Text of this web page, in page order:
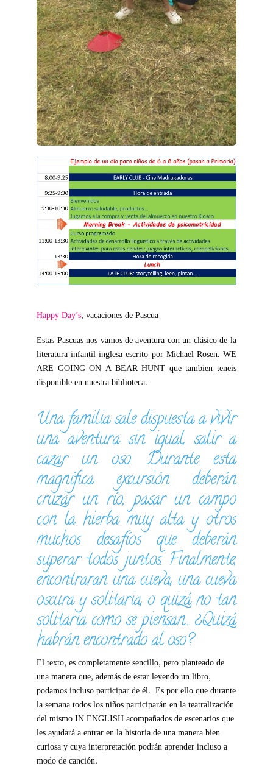
Happy Day’s, vacaciones de Pascua
Estas Pascuas nos vamos de aventura con un clásico de la
literatura infantil inglesa escrito por Michael Rosen, WE
ARE GOING ON A BEAR HUNT que tambien teneis
disponible en nuestra biblioteca.
Una familia sale dispuesta a vivir
una aventura sin igual, salir a
cazar un oso. Durante esta
magnífica excursión deberán
cruzar un río, pasar un campo
con la hierba muy alta y otros
muchos desafíos que deberán
superar todos juntos. Finalmente,
encontraran una cueva, una cueva
oscura y solitaria, o quizá no tan
solitaria como se piensan… ¿Quizá
habrán encontrado al oso?
El texto, es completamente sencillo, pero planteado de
una manera que, además de estar leyendo un libro,
podamos incluso participar de él. Es por ello que durante
la semana todos los niños participarán en la teatralización
del mismo IN ENGLISH acompañados de escenarios que
les ayudará a entrar en la historia de una manera bien
curiosa y cuya interpretación podrán aprender incluso a
modo de canción.